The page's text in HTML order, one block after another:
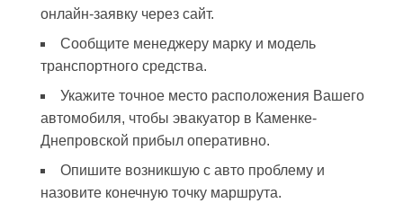
онлайн-заявку через сайт.
Сообщите менеджеру марку и модель
транспортного средства.
Укажите точное место расположения Вашего
автомобиля, чтобы эвакуатор в Каменке-
Днепровской прибыл оперативно.
Опишите возникшую с авто проблему и
назовите конечную точку маршрута.